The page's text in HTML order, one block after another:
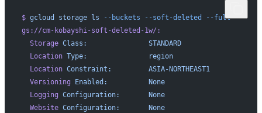
$ gcloud storage ls --buckets --soft-deleted
--full
gs://cm-kobayshi-soft-deleted-1w/:
  Storage
Class:
               STANDARD
  Location
Type:
               region
  Location
Constraint:
         ASIA-NORTHEAST1
  Versioning
Enabled:
          None
  Logging
Configuration:
       None
  Website
Configuration:
       None